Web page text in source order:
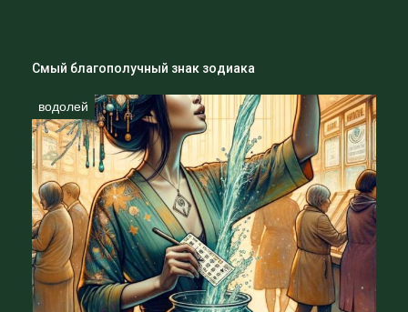
Смый благополучный знак зодиака
водолей